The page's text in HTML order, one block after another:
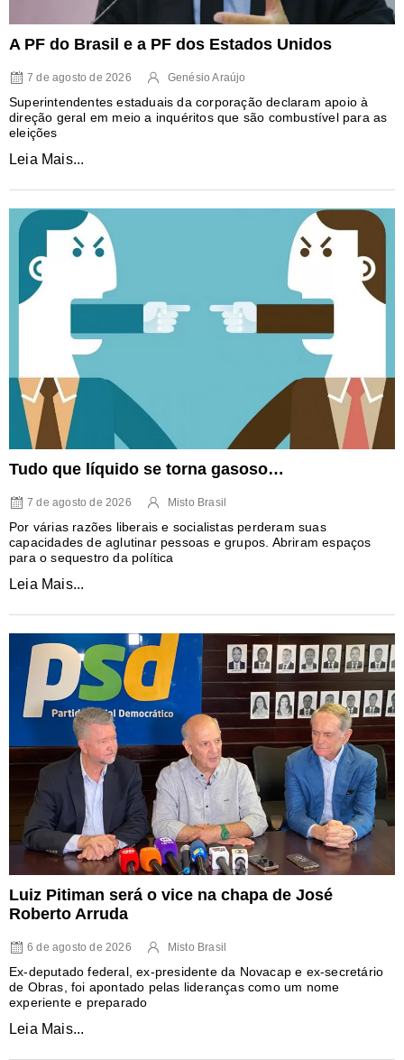
A PF do Brasil e a PF dos Estados Unidos
7 de agosto de 2026 Genésio Araújo
Superintendentes estaduais da corporação declaram apoio à
direção geral em meio a inquéritos que são combustível para as
eleições
Leia Mais...
Tudo que líquido se torna gasoso…
7 de agosto de 2026 Misto Brasil
Por várias razões liberais e socialistas perderam suas
capacidades de aglutinar pessoas e grupos. Abriram espaços
para o sequestro da política
Leia Mais...
Luiz Pitiman será o vice na chapa de José
Roberto Arruda
6 de agosto de 2026 Misto Brasil
Ex-deputado federal, ex-presidente da Novacap e ex-secretário
de Obras, foi apontado pelas lideranças como um nome
experiente e preparado
Leia Mais...